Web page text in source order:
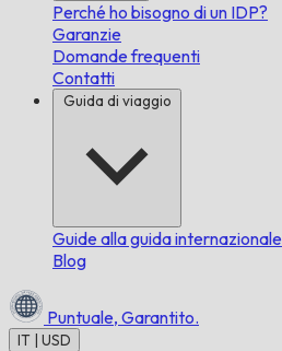
Perché ho bisogno di un IDP?
Garanzie
Domande frequenti
Contatti
Guida di viaggio
Guide alla guida internazionale
Blog
Puntuale, Garantito.
IT | USD